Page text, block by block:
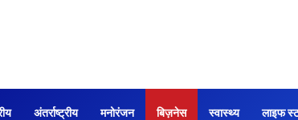
अंतर्राष्ट्रीय मनोरंजन बिज़नेस स्वास्थ्य लाइफ